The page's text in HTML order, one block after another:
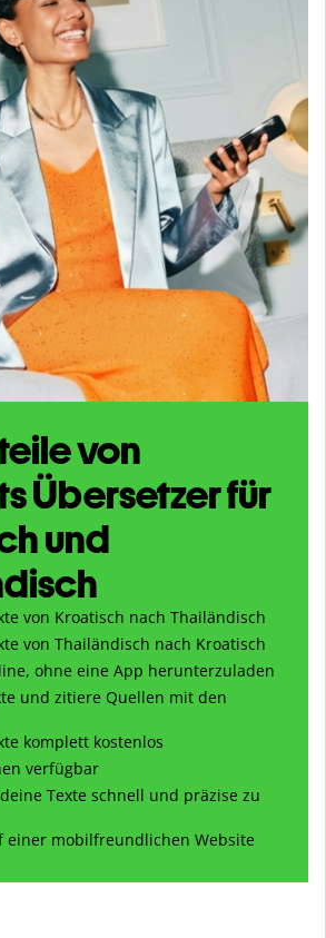
von
Übersetzer für
und
von Kroatisch nach Thailändisch
von Thailändisch nach Kroatisch
ohne eine App herunterzuladen
und zitiere Quellen mit den
komplett kostenlos
verfügbar
Texte schnell und präzise zu
einer mobilfreundlichen Website